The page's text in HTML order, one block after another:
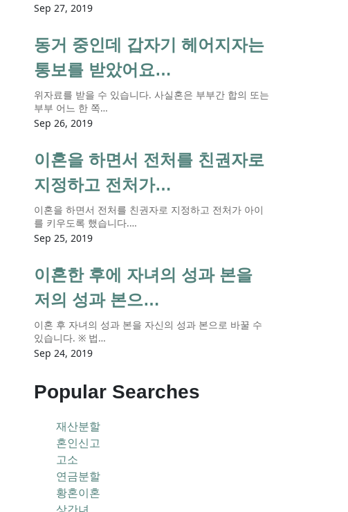
Sep 27, 2019
동거 중인데 갑자기 헤어지자는
통보를 받았어요…
위자료를 받을 수 있습니다. 사실혼은 부부간 합의 또는
부부 어느 한 쪽…
Sep 26, 2019
이혼을 하면서 전처를 친권자로
지정하고 전처가…
이혼을 하면서 전처를 친권자로 지정하고 전처가 아이
를 키우도록 했습니다.…
Sep 25, 2019
이혼한 후에 자녀의 성과 본을
저의 성과 본으…
이혼 후 자녀의 성과 본을 자신의 성과 본으로 바꿀 수
있습니다. ※ 법…
Sep 24, 2019
Popular Searches
재산분할
혼인신고
고소
연금분할
황혼이혼
상간녀